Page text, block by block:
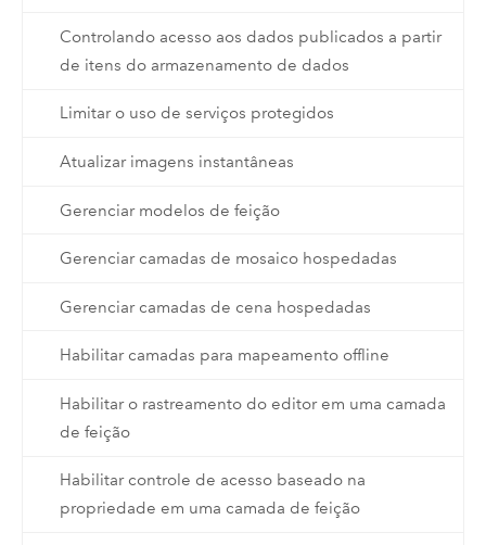
Controlando acesso aos dados publicados a partir
de itens do armazenamento de dados
Limitar o uso de serviços protegidos
Atualizar imagens instantâneas
Gerenciar modelos de feição
Gerenciar camadas de mosaico hospedadas
Gerenciar camadas de cena hospedadas
Habilitar camadas para mapeamento offline
Habilitar o rastreamento do editor em uma camada
de feição
Habilitar controle de acesso baseado na
propriedade em uma camada de feição